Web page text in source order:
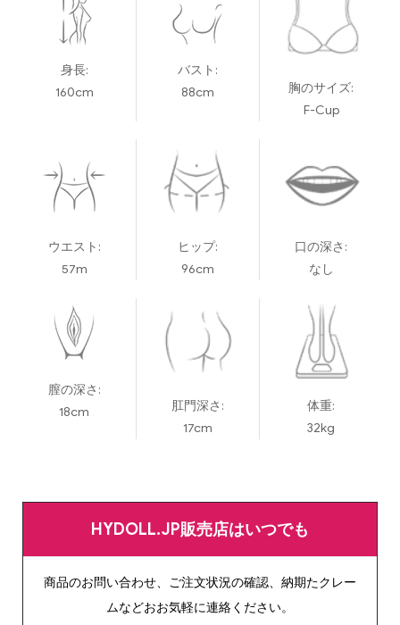
身長:
160cm
バスト:
88cm
胸のサイズ:
F-Cup
ウエスト:
57m
ヒップ:
96cm
口の深さ:
なし
膣の深さ:
18cm
肛門深さ:
17cm
体重:
32kg
HYDOLL.JP販売店はいつでも
商品のお問い合わせ、ご注文状況の確認、納期たクレー
ムなどおお気軽に連絡ください。